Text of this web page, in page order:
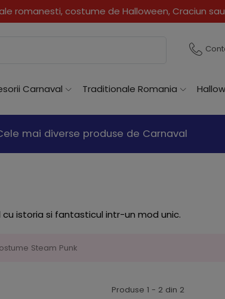
romanesti, costume de Halloween, Craciun
Carnaval Traditionale Romania
mai diverse produse de Carnaval
istoria si fantasticul intr-un mod unic.
Steam Punk
Produse 1 - 2 din 2